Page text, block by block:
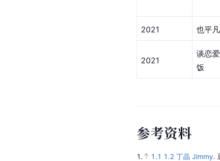
2021 也平凡
2021
谈恋
饭
参考资料
1. 1.1 1.2 丁晶 Jimmy.